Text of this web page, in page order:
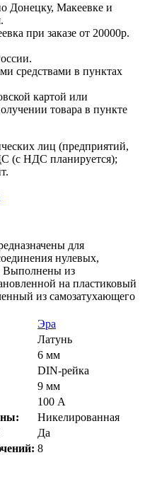
Донецку, Макеевке и
при заказе от 20000р.
средствами в пунктах
картой или
товара в пункте
лиц (предприятий,
(с НДС планируется);
для
нулевых,
Выполнены из
на пластиковый
из самозатухающего
Эра
Латунь
6 мм
DIN-рейка
9 мм
100 А
Никелированная
Да
8